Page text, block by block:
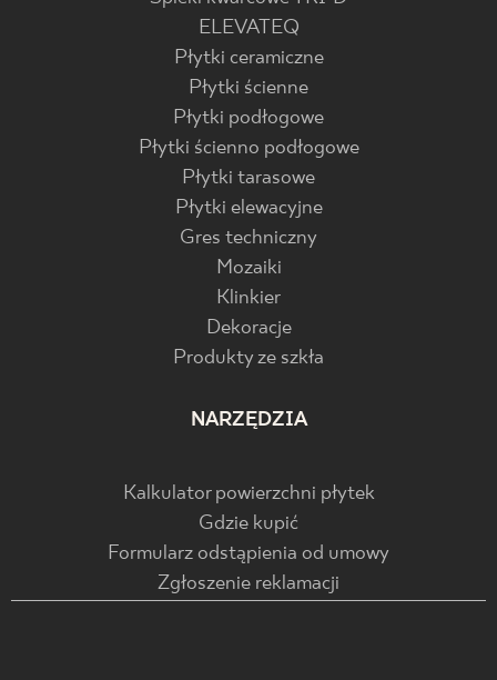
ELEVATEQ
Płytki ceramiczne
Płytki ścienne
Płytki podłogowe
Płytki ścienno podłogowe
Płytki tarasowe
Płytki elewacyjne
Gres techniczny
Mozaiki
Klinkier
Dekoracje
Produkty ze szkła
NARZĘDZIA
Kalkulator powierzchni płytek
Gdzie kupić
Formularz odstąpienia od umowy
Zgłoszenie reklamacji